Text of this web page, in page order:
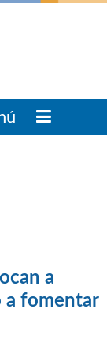
a
a fomentar